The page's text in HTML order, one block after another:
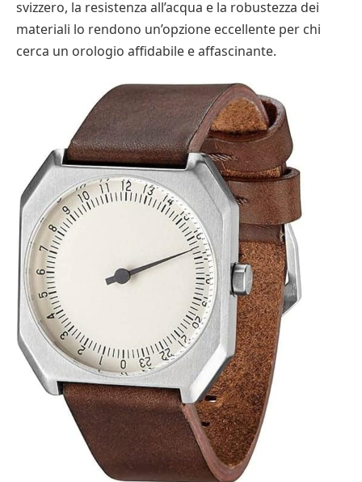
svizzero, la resistenza all’acqua e la robustezza dei
materiali lo rendono un’opzione eccellente per chi
cerca un orologio affidabile e affascinante.